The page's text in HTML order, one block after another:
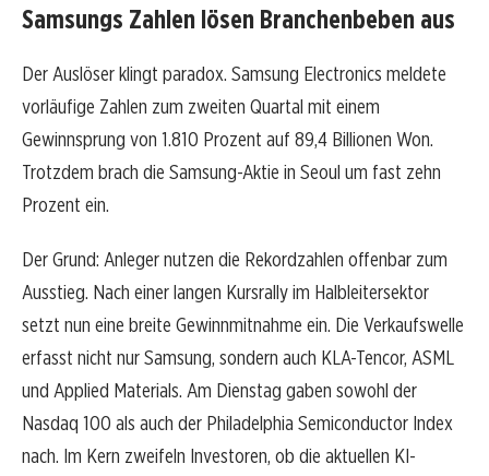
Samsungs Zahlen lösen Branchenbeben aus
Der Auslöser klingt paradox. Samsung Electronics meldete
vorläufige Zahlen zum zweiten Quartal mit einem
Gewinnsprung von 1.810 Prozent auf 89,4 Billionen Won.
Trotzdem brach die Samsung-Aktie in Seoul um fast zehn
Prozent ein.
Der Grund: Anleger nutzen die Rekordzahlen offenbar zum
Ausstieg. Nach einer langen Kursrally im Halbleitersektor
setzt nun eine breite Gewinnmitnahme ein. Die Verkaufswelle
erfasst nicht nur Samsung, sondern auch KLA-Tencor, ASML
und Applied Materials. Am Dienstag gaben sowohl der
Nasdaq 100 als auch der Philadelphia Semiconductor Index
nach. Im Kern zweifeln Investoren, ob die aktuellen KI-